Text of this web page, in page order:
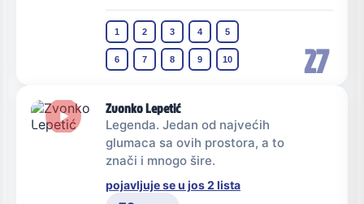
27
1 2 3 4 5
6 7 8 9 10
Zvonko Lepetić
Legenda. Jedan od najvećih
glumaca sa ovih prostora, a to
znači i mnogo šire.
pojavljuje se u jos 2 lista